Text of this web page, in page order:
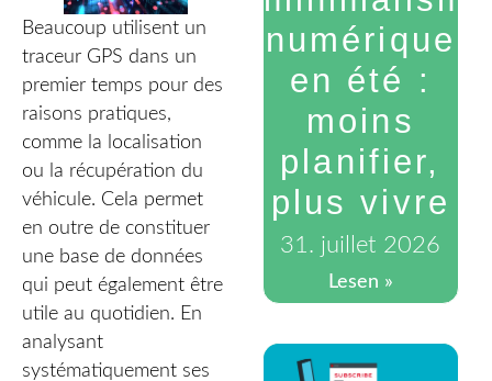
Beaucoup utilisent un
traceur GPS dans un
premier temps pour des
raisons pratiques,
comme la localisation
ou la récupération du
véhicule. Cela permet
en outre de constituer
une base de données
qui peut également être
utile au quotidien. En
analysant
systématiquement ses
numérique
en été :
moins
planifier,
plus vivre
31. juillet 2026
Lesen »